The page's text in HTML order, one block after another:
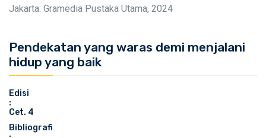
Jakarta: Gramedia Pustaka Utama, 2024
Pendekatan yang waras demi menjalani
hidup yang baik
Edisi
:
Cet. 4
Bibliografi